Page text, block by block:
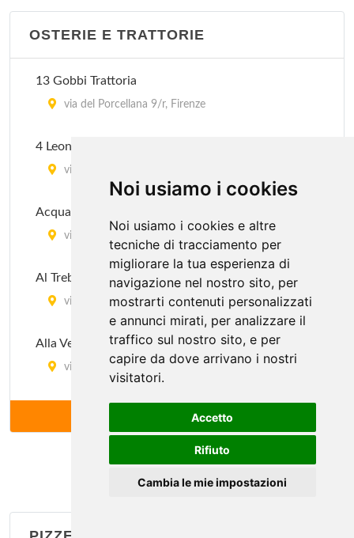
Noi usiamo i cookies
Noi usiamo i cookies e altre
tecniche di tracciamento per
migliorare la tua esperienza di
navigazione nel nostro sito, per
mostrarti contenuti personalizzati
e annunci mirati, per analizzare il
traffico sul nostro sito, e per
capire da dove arrivano i nostri
visitatori.
Accetto
Rifiuto
Cambia le mie impostazioni
OSTERIE E TRATTORIE
13 Gobbi Trattoria
via del Porcellana 9/r, Firenze
4 Leoni
via dei Vellutini 1/r, Firenze
Acquacotta
via dei Pilastri 51/r, Firenze
Al Trebbio
via delle Belle Donne 47/49, Firenze
Alla Vecchia Bettola
via Ludovico Ariosto 32-34/r, Firenze
via Guelfa 138/r, Firenze
ALTRI (81)